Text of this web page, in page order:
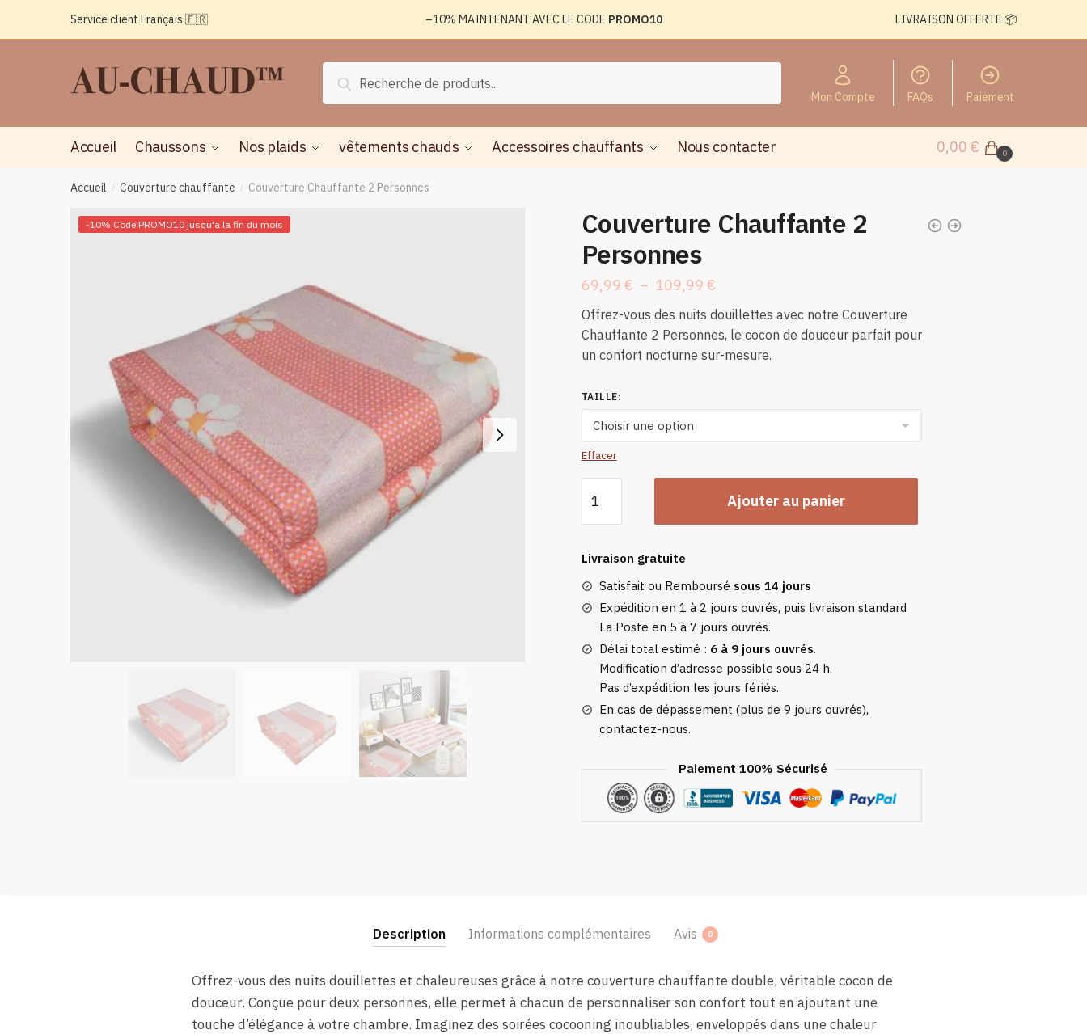
Service client Français 🇫🇷 –10% MAINTENANT AVEC LE CODE PROMO10 LIVRAISON OFFERTE 📦
pour :
Recherche
Mon Compte FAQs Paiement
Accueil Chaussons Nos plaids vêtements chauds Accessoires chauffants Nous contacter 0,00 € 0
Accueil / Couverture chauffante / Couverture Chauffante 2 Personnes
-10% Code PROMO10 jusqu'a la fin du mois
Couverture Chauffante 2
Personnes
69,99 € – 109,99 €Plage
de
prix :
69,99 €
Offrez-vous des nuits douillettes avec notre Couverture
Chauffante 2 Personnes, le cocon de douceur parfait pour
un confort nocturne sur-mesure.
TAILLE:
Effacer
de
Couverture
2
Personnes
Ajouter au panier
Livraison gratuite
Satisfait ou Remboursé sous 14 jours
Expédition en 1 à 2 jours ouvrés, puis livraison standard
La Poste en 5 à 7 jours ouvrés.
Délai total estimé : 6 à 9 jours ouvrés.
Modification d’adresse possible sous 24 h.
Pas d’expédition les jours fériés.
En cas de dépassement (plus de 9 jours ouvrés),
contactez-nous.
Paiement 100% Sécurisé
Description Informations complémentaires Avis 0
Offrez-vous des nuits douillettes et chaleureuses grâce à notre couverture chauffante double, véritable cocon de
douceur. Conçue pour deux personnes, elle permet à chacun de personnaliser son confort tout en ajoutant une
touche d’élégance à votre chambre. Imaginez des soirées cocooning inoubliables, enveloppés dans une chaleur